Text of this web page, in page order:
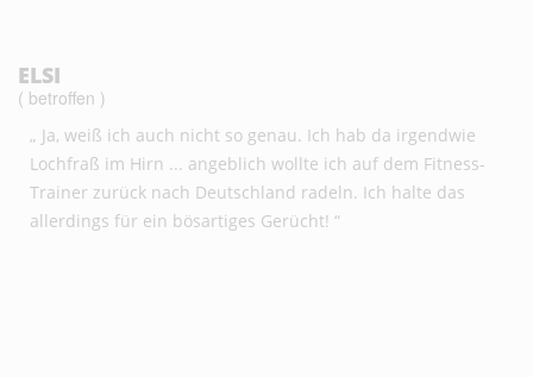
ELSI
( betroffen )
„ Ja, weiß ich auch nicht so genau. Ich hab da irgendwie
Lochfraß im Hirn ... angeblich wollte ich auf dem Fitness-
Trainer zurück nach Deutschland radeln. Ich halte das
allerdings für ein bösartiges Gerücht! “